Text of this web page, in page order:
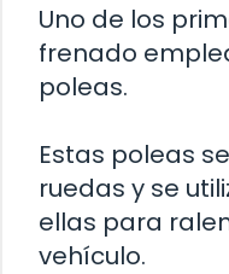
Uno de los
frenado
poleas.
Estas poleas
ruedas y se
ellas para
vehículo.